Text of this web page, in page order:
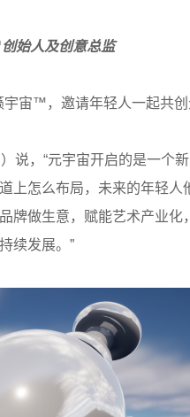
及创意总监
宙™，邀请年轻人一起共创
，“元宇宙开启的是一个新
上怎么布局，未来的年轻人
牌做生意，赋能艺术产业化
续发展。”